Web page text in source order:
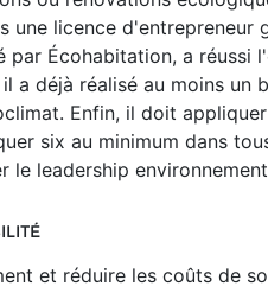
une licence
par Écohabitation, a
a déjà réalisé au moins
Enfin, il doit
six au minimum dans
leadership
et réduire les coûts de